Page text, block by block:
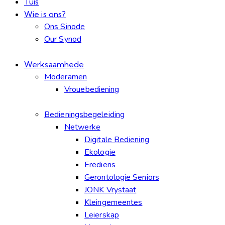
Wie is ons?
Ons Sinode
Our Synod
Werksaamhede
Moderamen
Vrouebediening
Bedieningsbegeleiding
Netwerke
Digitale Bediening
Ekologie
Erediens
Gerontologie Seniors
JONK Vrystaat
Kleingemeentes
Leierskap